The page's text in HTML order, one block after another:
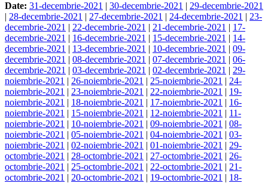
Date: 31-decembrie-2021 | 30-decembrie-2021 | 29-decembrie-2021
| 28-decembrie-2021 | 27-decembrie-2021 | 24-decembrie-2021 | 23-
decembrie-2021 | 22-decembrie-2021 | 21-decembrie-2021 | 17-
decembrie-2021 | 16-decembrie-2021 | 15-decembrie-2021 | 14-
decembrie-2021 | 13-decembrie-2021 | 10-decembrie-2021 | 09-
decembrie-2021 | 08-decembrie-2021 | 07-decembrie-2021 | 06-
decembrie-2021 | 03-decembrie-2021 | 02-decembrie-2021 | 29-
noiembrie-2021 | 26-noiembrie-2021 | 25-noiembrie-2021 | 24-
noiembrie-2021 | 23-noiembrie-2021 | 22-noiembrie-2021 | 19-
noiembrie-2021 | 18-noiembrie-2021 | 17-noiembrie-2021 | 16-
noiembrie-2021 | 15-noiembrie-2021 | 12-noiembrie-2021 | 11-
noiembrie-2021 | 10-noiembrie-2021 | 09-noiembrie-2021 | 08-
noiembrie-2021 | 05-noiembrie-2021 | 04-noiembrie-2021 | 03-
noiembrie-2021 | 02-noiembrie-2021 | 01-noiembrie-2021 | 29-
octombrie-2021 | 28-octombrie-2021 | 27-octombrie-2021 | 26-
octombrie-2021 | 25-octombrie-2021 | 22-octombrie-2021 | 21-
octombrie-2021 | 20-octombrie-2021 | 19-octombrie-2021 | 18-